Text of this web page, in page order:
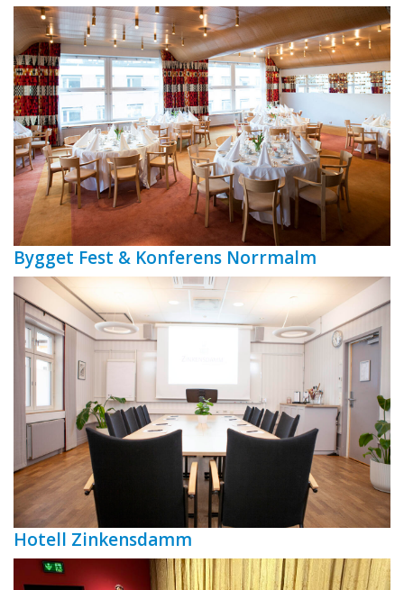
Bygget Fest & Konferens Norrmalm
Hotell Zinkensdamm